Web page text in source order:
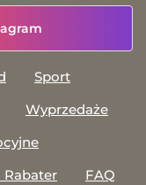
Sport
Wyprzedaże
Rabater
FAQ